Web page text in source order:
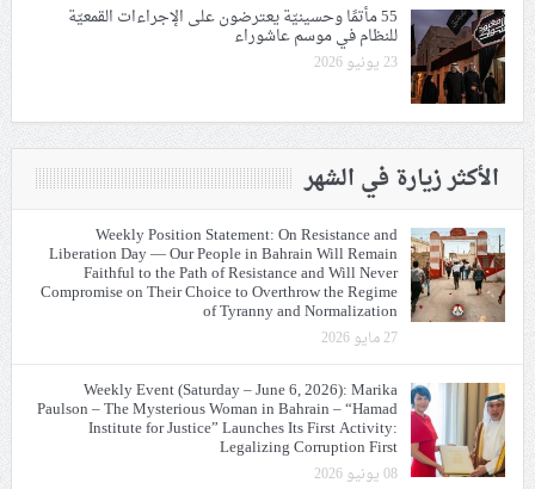
55 مأتمًا وحسينيّة يعترضون على الإجراءات القمعيّة
للنظام في موسم عاشوراء
23 يونيو 2026
الأكثر زيارة في الشهر
Weekly Position Statement: On Resistance and
Liberation Day — Our People in Bahrain Will Remain
Faithful to the Path of Resistance and Will Never
Compromise on Their Choice to Overthrow the Regime
of Tyranny and Normalization
27 مايو 2026
Weekly Event (Saturday – June 6, 2026): Marika
Paulson – The Mysterious Woman in Bahrain – “Hamad
Institute for Justice” Launches Its First Activity:
Legalizing Corruption First
08 يونيو 2026